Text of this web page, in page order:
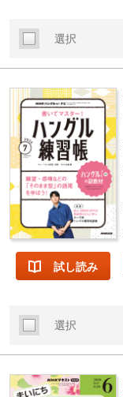
選択
試し読み
選択